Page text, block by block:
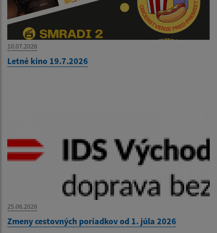
10.07.2026
Letné kino 19.7.2026
25.06.2026
Zmeny cestovných poriadkov od 1. júla 2026